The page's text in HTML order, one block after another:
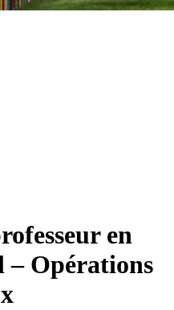
en
– Opérations